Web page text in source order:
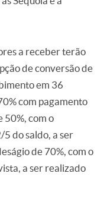
a receber terão
de conversão de
em 36
com pagamento
50%, com o
do saldo, a ser
de 70%, com o
a ser realizado